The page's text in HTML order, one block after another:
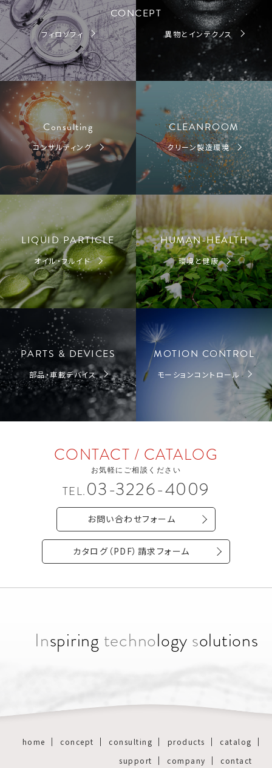
フィロソフィ
CONCEPT
異物とインテクノス
Consulting
コンサルティング
CLEANROOM
クリーン製造環境
LIQUID PARTICLE
オイル・フルイド
HUMAN-HEALTH
環境と健康
PARTS & DEVICES
部品・車載デバイス
MOTION CONTROL
モーションコントロール
CONTACT / CATALOG
お気軽にご相談ください
TEL. 03-3226-4009
お問い合わせフォーム
カタログ（PDF）請求フォーム
Inspiring technology solutions
home concept consulting products
catalog
support
company contact